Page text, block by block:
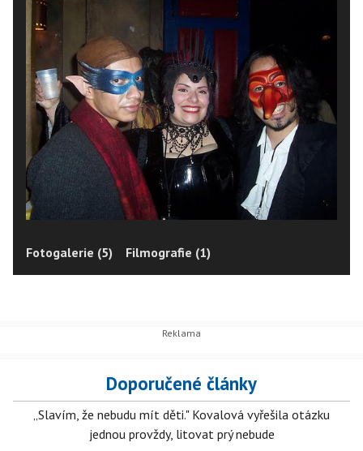
Fotogalerie (5) Filmografie (1)
Doporučené články
„Slavím, že nebudu mít děti." Kovalová vyřešila otázku
jednou provždy, litovat prý nebude